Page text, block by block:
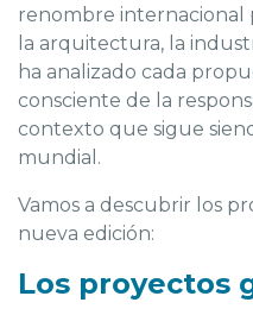
renombre
la arquitectura, la
ha analizado cada
consciente de la
contexto que sigue
mundial.
Vamos a descubrir los
nueva edición:
Los proyectos